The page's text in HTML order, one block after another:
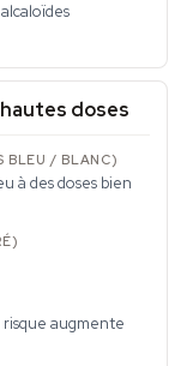
doses
à des doses bien
augmente